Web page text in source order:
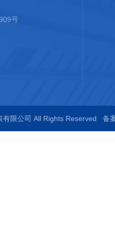
号
有限公司 All Rights Reserved 备